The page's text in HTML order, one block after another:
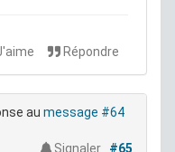
Répondre
au message #64
Signaler
#65